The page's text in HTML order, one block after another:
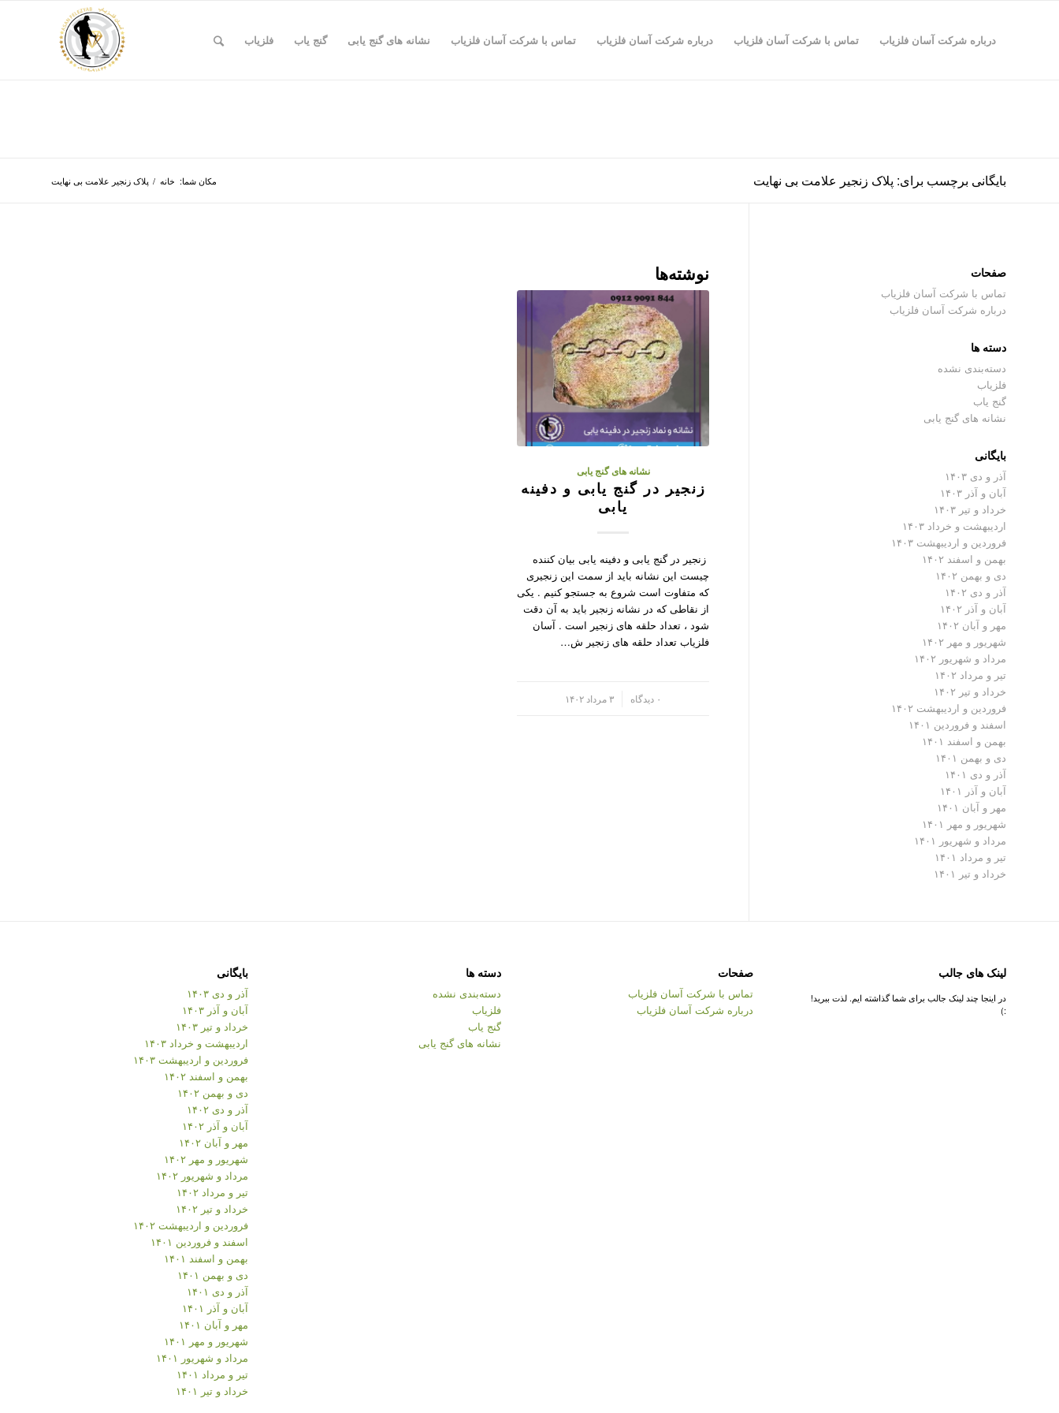
درباره شرکت آسان فلزیاب تماس با شرکت آسان فلزیاب درباره شرکت آسان فلزیاب تماس با شرکت آسان فلزیاب نشانه های گنج یابی گنج یاب فلزیاب
بایگانی برچسب برای: پلاک زنجیر علامت بی نهایت مکان شما: خانه / پلاک زنجیر علامت بی نهایت
نوشته‌ها
نشانه های گنج یابی
زنجیر در گنج یابی و دفینه
یابی
زنجیر در گنج یابی و دفینه یابی بیان کننده
چیست این نشانه باید از سمت این زنجیری
که متفاوت است شروع به جستجو کنیم . یکی
از نقاطی که در نشانه زنجیر باید به آن دقت
شود ، تعداد حلقه های زنجیر است . آسان
فلزیاب تعداد حلقه های زنجیر ش…
۰ دیدگاه ۳ مرداد ۱۴۰۲
صفحات
تماس با شرکت آسان فلزیاب
درباره شرکت آسان فلزیاب
دسته ها
دسته‌بندی نشده
فلزیاب
گنج یاب
نشانه های گنج یابی
بایگانی
آذر و دی ۱۴۰۳
آبان و آذر ۱۴۰۳
خرداد و تیر ۱۴۰۳
اردیبهشت و خرداد ۱۴۰۳
فروردین و اردیبهشت ۱۴۰۳
بهمن و اسفند ۱۴۰۲
دی و بهمن ۱۴۰۲
آذر و دی ۱۴۰۲
آبان و آذر ۱۴۰۲
مهر و آبان ۱۴۰۲
شهریور و مهر ۱۴۰۲
مرداد و شهریور ۱۴۰۲
تیر و مرداد ۱۴۰۲
خرداد و تیر ۱۴۰۲
فروردین و اردیبهشت ۱۴۰۲
اسفند و فروردین ۱۴۰۱
بهمن و اسفند ۱۴۰۱
دی و بهمن ۱۴۰۱
آذر و دی ۱۴۰۱
آبان و آذر ۱۴۰۱
مهر و آبان ۱۴۰۱
شهریور و مهر ۱۴۰۱
مرداد و شهریور ۱۴۰۱
تیر و مرداد ۱۴۰۱
خرداد و تیر ۱۴۰۱
لینک های جالب
در اینجا چند لینک جالب برای شما گذاشته ایم. لذت ببرید!
:)
صفحات
تماس با شرکت آسان فلزیاب
درباره شرکت آسان فلزیاب
دسته ها
دسته‌بندی نشده
فلزیاب
گنج یاب
نشانه های گنج یابی
بایگانی
آذر و دی ۱۴۰۳
آبان و آذر ۱۴۰۳
خرداد و تیر ۱۴۰۳
اردیبهشت و خرداد ۱۴۰۳
فروردین و اردیبهشت ۱۴۰۳
بهمن و اسفند ۱۴۰۲
دی و بهمن ۱۴۰۲
آذر و دی ۱۴۰۲
آبان و آذر ۱۴۰۲
مهر و آبان ۱۴۰۲
شهریور و مهر ۱۴۰۲
مرداد و شهریور ۱۴۰۲
تیر و مرداد ۱۴۰۲
خرداد و تیر ۱۴۰۲
فروردین و اردیبهشت ۱۴۰۲
اسفند و فروردین ۱۴۰۱
بهمن و اسفند ۱۴۰۱
دی و بهمن ۱۴۰۱
آذر و دی ۱۴۰۱
آبان و آذر ۱۴۰۱
مهر و آبان ۱۴۰۱
شهریور و مهر ۱۴۰۱
مرداد و شهریور ۱۴۰۱
تیر و مرداد ۱۴۰۱
خرداد و تیر ۱۴۰۱